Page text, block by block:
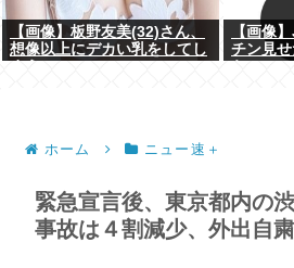
【画像】板野友美(32)さん、
想像以上にデカい乳をしてし
【画像
チン見
ホーム ニュー速＋
緊急宣言後、東京都内の
事故は４割減少、外出自